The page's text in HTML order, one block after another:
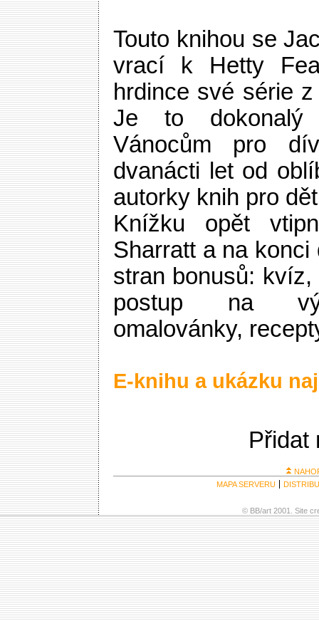
Touto knihou se
vrací k Hetty
hrdince své série
Je to
Vánocům pro
dvanácti let od
autorky knih pro
Knížku opět
Sharratt a na konci
stran bonusů:
postup na
omalovánky,
E-knihu a ukázku
Přidat
MAPA SERVERU
© BB/art 2001. Site